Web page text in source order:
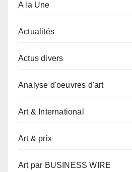
A la Une
Actualités
Actus divers
Analyse d'oeuvres d'art
Art & International
Art & prix
Art par BUSINESS WIRE